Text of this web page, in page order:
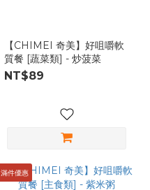
【CHIMEI 奇美】好咀嚼軟
質餐 [蔬菜類] - 炒菠菜
NT$89
滿件優惠